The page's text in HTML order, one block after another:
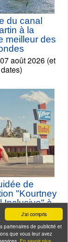
J'ai compris
partenaires de publicité et
que vous leur avez
du canal
à la
meilleur des
août 2026 (et
de
"Kourtney
Inclusive" à
août 2026 (et